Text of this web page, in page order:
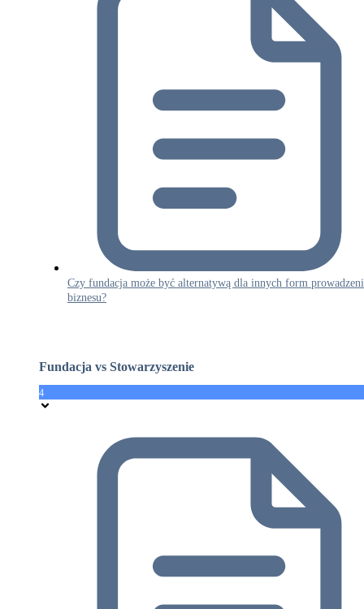
Czy fundacja może być alternatywą dla innych form
biznesu?
Fundacja vs Stowarzyszenie
4